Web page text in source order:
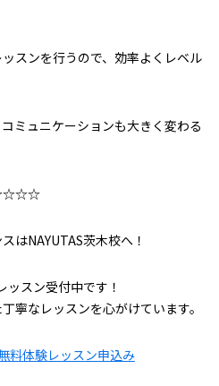
スンを行うので、効率よくレベル
ミュニケーションも大きく変わる
はNAYUTAS茨木校へ！
ッスン受付中です！
寧なレッスンを心がけています。
料体験レッスン申込み